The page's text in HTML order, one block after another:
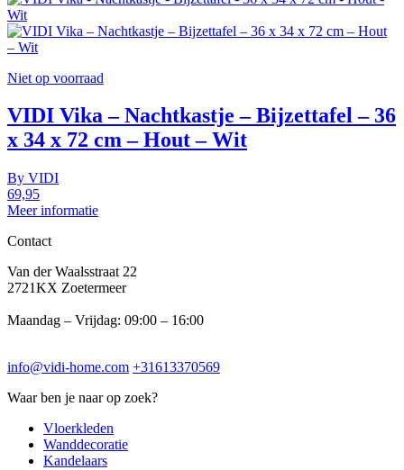
Niet op voorraad
VIDI Vika – Nachtkastje – Bijzettafel – 36
x 34 x 72 cm – Hout – Wit
By VIDI
69,95
Meer informatie
Contact
Van der Waalsstraat 22
2721KX Zoetermeer
Maandag – Vrijdag: 09:00 – 16:00
info@vidi-home.com +31613370569
Waar ben je naar op zoek?
Vloerkleden
Wanddecoratie
Kandelaars